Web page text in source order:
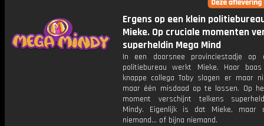
Ergens op een klein
Mieke. Op cruciale momenten
superheldin Mega Mind
In een doorsnee provinciestadje op
politiebureau werkt Mieke. Haar
knappe collega Toby slagen er maar
maar één misdaad op te lossen. Op
moment verschijnt telkens
Mindy. Eigenlijk is dat Mieke, maar
niemand... of bijna niemand.